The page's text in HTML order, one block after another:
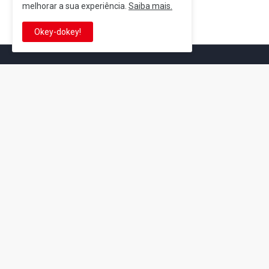
melhorar a sua experiência. Saiba mais.
Okey-dokey!